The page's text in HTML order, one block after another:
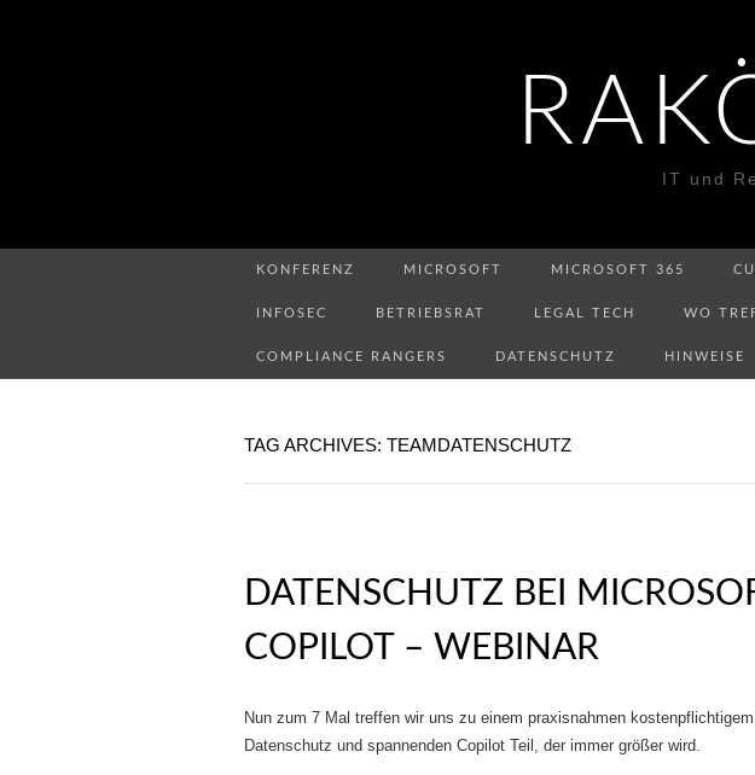
IT und
KONFERENZ MICROSOFT MICROSOFT 365
INFOSEC BETRIEBSRAT LEGAL TECH WO
COMPLIANCE RANGERS DATENSCHUTZ HINWEISE
TAG ARCHIVES: TEAMDATENSCHUTZ
DATENSCHUTZ BEI
COPILOT – WEBINAR
Nun zum 7 Mal treffen wir uns zu einem praxisnahmen
Datenschutz und spannenden Copilot Teil, der immer größer wird.